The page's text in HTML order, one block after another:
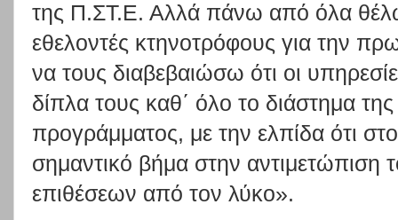
της Π.ΣΤ.Ε. Αλλά πάνω από όλα
εθελοντές κτηνοτρόφους για την
να τους διαβεβαιώσω ότι οι
δίπλα τους καθ΄ όλο το διάστημα
προγράμματος, με την ελπίδα ότι στο
σημαντικό βήμα στην αντιμετώπιση
επιθέσεων από τον λύκο».